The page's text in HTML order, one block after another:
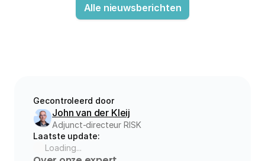
Alle nieuwsberichten
Gecontroleerd door
John van der Kleij
Adjunct-directeur RISK
Laatste update:
Loading...